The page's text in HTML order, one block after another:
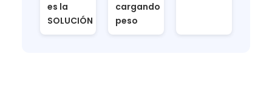
es la
SOLUCIÓN
cargando
peso